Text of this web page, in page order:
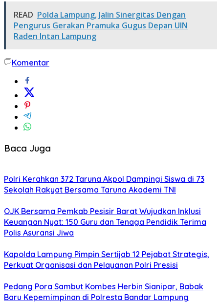
READ Polda Lampung, Jalin Sinergitas Dengan
Pengurus Gerakan Pramuka Gugus Depan UIN
Raden Intan Lampung
Komentar
Baca Juga
Polri Kerahkan 372 Taruna Akpol Dampingi Siswa di 73
Sekolah Rakyat Bersama Taruna Akademi TNI
OJK Bersama Pemkab Pesisir Barat Wujudkan Inklusi
Keuangan Nyat: 150 Guru dan Tenaga Pendidik Terima
Polis Asuransi Jiwa
Kapolda Lampung Pimpin Sertijab 12 Pejabat Strategis,
Perkuat Organisasi dan Pelayanan Polri Presisi
Pedang Pora Sambut Kombes Herbin Sianipar, Babak
Baru Kepemimpinan di Polresta Bandar Lampung